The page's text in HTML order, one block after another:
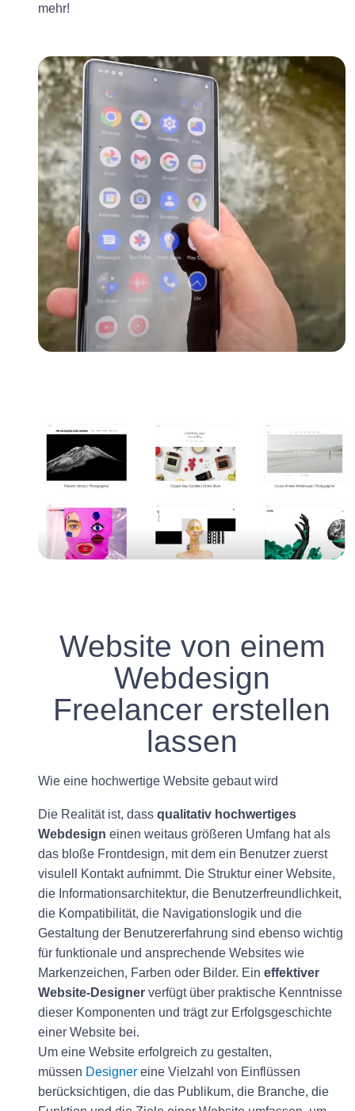
mehr!
Website von einem
Webdesign
Freelancer erstellen
lassen
Wie eine hochwertige Website gebaut wird
Die Realität ist, dass qualitativ hochwertiges
Webdesign einen weitaus größeren Umfang hat als
das bloße Frontdesign, mit dem ein Benutzer zuerst
visulell Kontakt aufnimmt. Die Struktur einer Website,
die Informationsarchitektur, die Benutzerfreundlichkeit,
die Kompatibilität, die Navigationslogik und die
Gestaltung der Benutzererfahrung sind ebenso wichtig
für funktionale und ansprechende Websites wie
Markenzeichen, Farben oder Bilder. Ein effektiver
Website-Designer verfügt über praktische Kenntnisse
dieser Komponenten und trägt zur Erfolgsgeschichte
einer Website bei.
Um eine Website erfolgreich zu gestalten,
müssen Designer eine Vielzahl von Einflüssen
berücksichtigen, die das Publikum, die Branche, die